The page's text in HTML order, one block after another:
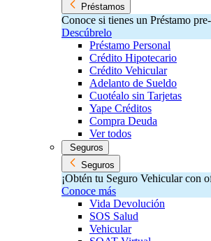
Préstamos
Conoce si tienes un Préstamo
Descúbrelo
Préstamo Personal
Crédito Hipotecario
Crédito Vehicular
Adelanto de Sueldo
Cuotéalo sin Tarjetas
Yape Créditos
Compra Deuda
Ver todos
Seguros
Seguros
¡Obtén tu Seguro Vehicular con
Conoce más
Vida Devolución
SOS Salud
Vehicular